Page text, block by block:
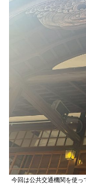
今回は公共交通機関を使っ